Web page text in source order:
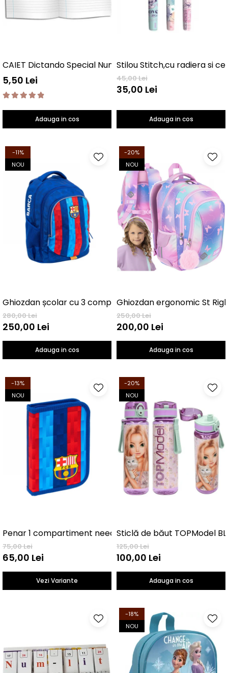
CAIET Dictando Special NumLit CD
5,50 Lei
Adauga in cos
Stilou Stitch,cu radiera si
45,00 Lei
35,00 Lei
Adauga in cos
-11%
NOU
280,00 Lei
250,00 Lei
Adauga in cos
-20%
NOU
Ghiozdan ergonomic St
250,00 Lei
200,00 Lei
Adauga in cos
-13%
NOU
Penar 1 compartiment neechipat FC Barcelona
75,00 Lei
65,00 Lei
Vezi Variante
-20%
NOU
Sticlă de băut TOPModel
125,00 Lei
100,00 Lei
Adauga in cos
-18%
NOU